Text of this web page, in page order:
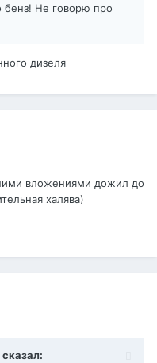
бенз! Не говорю про
дизеля
вложениями дожил до
халява)